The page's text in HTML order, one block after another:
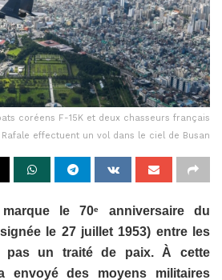
coréens F-15K et deux chasseurs français
Rafale effectuent un vol dans le ciel de Busan
le 70e
anniversaire du
le 27 juillet 1953) entre les
pas un traité de paix. À cette
envoyé des moyens militaires